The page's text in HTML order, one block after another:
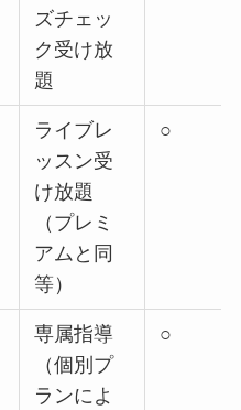
ズチェッ
ク受け放
題
ライブレ
ッスン受
け放題
（プレミ
アムと同
等）
○
専属指導
（個別プ
ランによ
○